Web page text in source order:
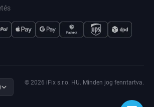
© 2026 iFix s.r.o. HU. Minden jog fenntartva.